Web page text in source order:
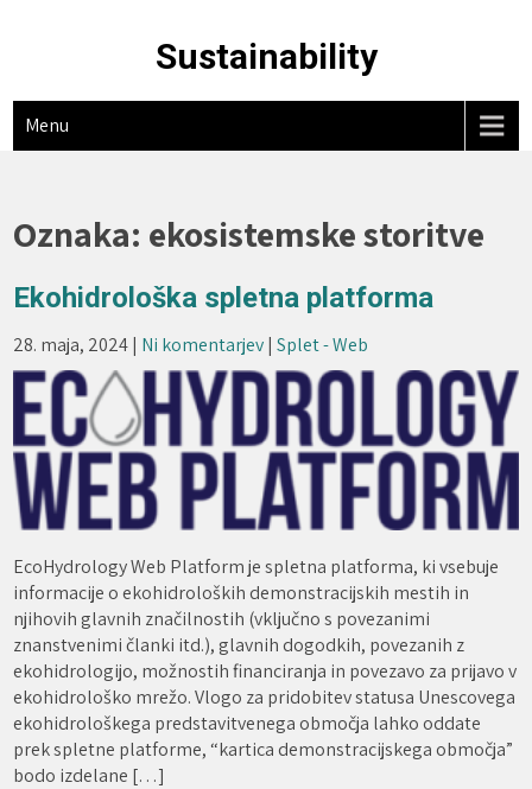
Sustainability
Menu
Oznaka: ekosistemske storitve
Ekohidrološka spletna platforma
28. maja, 2024| Ni komentarjev|Splet - Web
EcoHydrology Web Platform je spletna platforma, ki vsebuje
informacije o ekohidroloških demonstracijskih mestih in
njihovih glavnih značilnostih (vključno s povezanimi
znanstvenimi članki itd.), glavnih dogodkih, povezanih z
ekohidrologijo, možnostih financiranja in povezavo za prijavo v
ekohidrološko mrežo. Vlogo za pridobitev statusa Unescovega
ekohidrološkega predstavitvenega območja lahko oddate
prek spletne platforme, “kartica demonstracijskega območja”
bodo izdelane […]